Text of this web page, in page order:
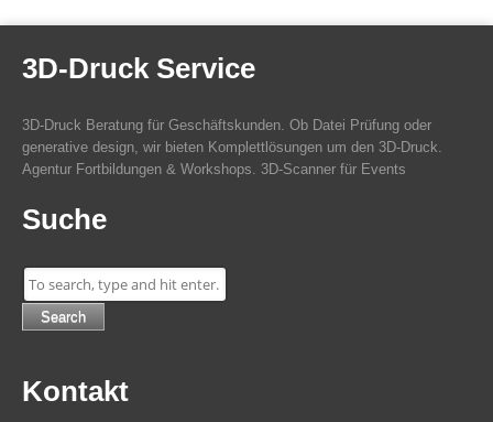
3D-Druck Service
3D-Druck Beratung für Geschäftskunden. Ob Datei Prüfung oder
generative design, wir bieten Komplettlösungen um den 3D-Druck.
Agentur Fortbildungen & Workshops. 3D-Scanner für Events
Suche
Search
Kontakt